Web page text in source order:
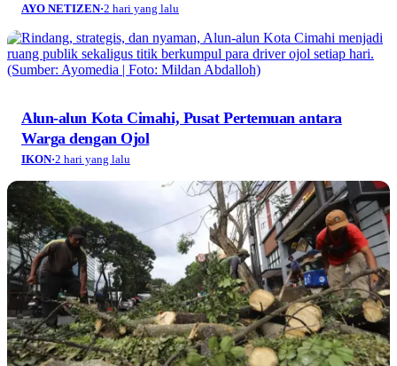
AYO NETIZEN·2 hari yang lalu
Alun-alun Kota Cimahi, Pusat Pertemuan antara
Warga dengan Ojol
IKON·2 hari yang lalu